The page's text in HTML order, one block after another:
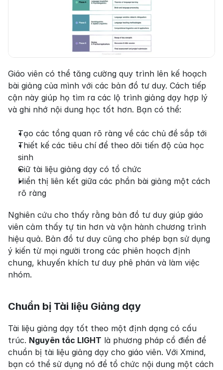
Giáo viên có thể tăng cường quy trình lên kế hoạch
bài giảng của mình với các bản đồ tư duy. Cách tiếp
cận này giúp họ tìm ra các lộ trình giảng dạy hợp lý
và ghi nhớ nội dung học tốt hơn. Bạn có thể:
Tạo các tổng quan rõ ràng về các chủ đề sắp tới
Thiết kế các tiêu chí để theo dõi tiến độ của học
sinh
Giữ tài liệu giảng dạy có tổ chức
Hiển thị liên kết giữa các phần bài giảng một cách
rõ ràng
Nghiên cứu cho thấy rằng bản đồ tư duy giúp giáo
viên cảm thấy tự tin hơn và vận hành chương trình
hiệu quả. Bản đồ tư duy cũng cho phép bạn sử dụng
ý kiến từ mọi người trong các phiên hoạch định
chung, khuyến khích tư duy phê phán và làm việc
nhóm.
Chuẩn bị Tài liệu Giảng dạy
Tài liệu giảng dạy tốt theo một định dạng có cấu
trúc. Nguyên tắc LIGHT là phương pháp cổ điển để
chuẩn bị tài liệu giảng dạy cho giáo viên. Với Xmind,
bạn có thể sử dụng nó để tổ chức nội dung một cách